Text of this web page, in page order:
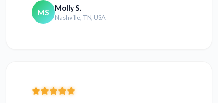
MS Molly S.
Nashville, TN, USA